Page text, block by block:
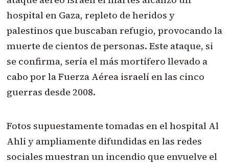
hospital en Gaza, repleto de heridos y
palestinos que buscaban refugio, provocando la
muerte de cientos de personas. Este ataque, si
se confirma, sería el más mortífero llevado a
cabo por la Fuerza Aérea israelí en las cinco
guerras desde 2008.
Fotos supuestamente tomadas en el hospital Al
Ahli y ampliamente difundidas en las redes
sociales muestran un incendio que envuelve el